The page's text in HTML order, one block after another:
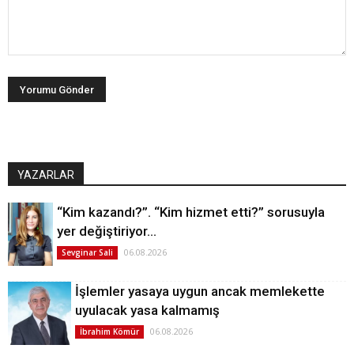
YAZARLAR
“Kim kazandı?”. “Kim hizmet etti?” sorusuyla
yer değiştiriyor…
Sevginar Sali 06.08.2026
İşlemler yasaya uygun ancak memlekette
uyulacak yasa kalmamış
İbrahim Kömür 06.08.2026